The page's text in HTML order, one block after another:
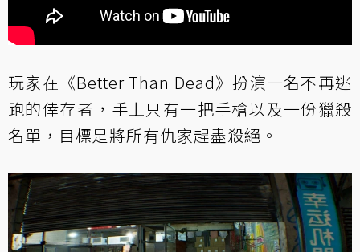
玩家在《Better Than Dead》扮演一名不再逃
跑的倖存者，手上只有一把手槍以及一份獵殺
名單，目標是將所有仇家趕盡殺絕。